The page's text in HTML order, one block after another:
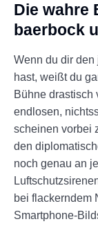
Die wahre
baerbock
Wenn du dir den
hast, weißt du
Bühne drastisch
endlosen,
scheinen vorbei
den
noch genau an
bei flackerndem
Smartphone-